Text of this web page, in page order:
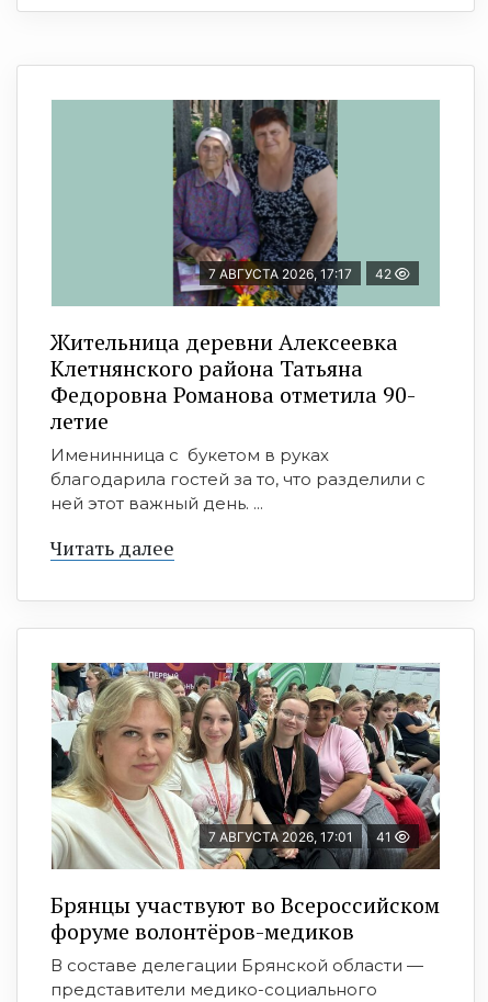
7 АВГУСТА 2026, 17:17 42
Жительница деревни Алексеевка
Клетнянского района Татьяна
Федоровна Романова отметила 90-
летие
Именинница с букетом в руках
благодарила гостей за то, что разделили с
ней этот важный день. ...
Читать далее
7 АВГУСТА 2026, 17:01 41
Брянцы участвуют во Всероссийском
форуме волонтёров-медиков
В составе делегации Брянской области —
представители медико-социального